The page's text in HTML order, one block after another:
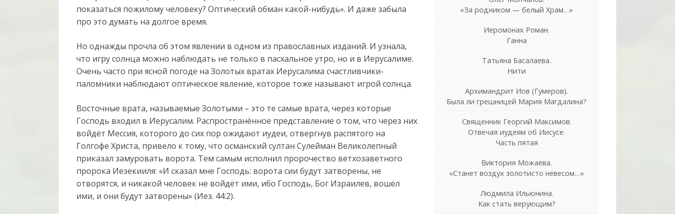
показаться пожилому человеку? Оптический обман какой-нибудь». И даже забыла
про это думать на долгое время.
Но однажды прочла об этом явлении в одном из православных изданий. И узнала,
что игру солнца можно наблюдать не только в пасхальное утро, но и в Иерусалиме.
Очень часто при ясной погоде на Золотых вратах Иерусалима счастливчики-
паломники наблюдают оптическое явление, которое тоже называют игрой солнца.
Восточные врата, называемые Золотыми – это те самые врата, через которые
Господь входил в Иерусалим. Распространённое представление о том, что через них
войдёт Мессия, которого до сих пор ожидают иудеи, отвергнув распятого на
Голгофе Христа, привело к тому, что османский султан Сулейман Великолепный
приказал замуровать ворота. Тем самым исполнил пророчество ветхозаветного
пророка Иезекииля: «И сказал мне Господь: ворота сии будут затворены, не
отворятся, и никакой человек не войдёт ими, ибо Господь, Бог Израилев, вошёл
ими, и они будут затворены» (Иез. 44:2).
«За родником — белый Храм…»
Иеромонах Роман.
Ганна
Татьяна Басалаева.
Нити
Архимандрит Иов (Гумеров).
Была ли грешницей Мария Магдалина?
Священник Георгий Максимов.
Отвечая иудеям об Иисусе.
Часть пятая
Виктория Можаева.
«Станет воздух золотисто невесом…»
Людмила Ильюнина.
Как стать верующим?